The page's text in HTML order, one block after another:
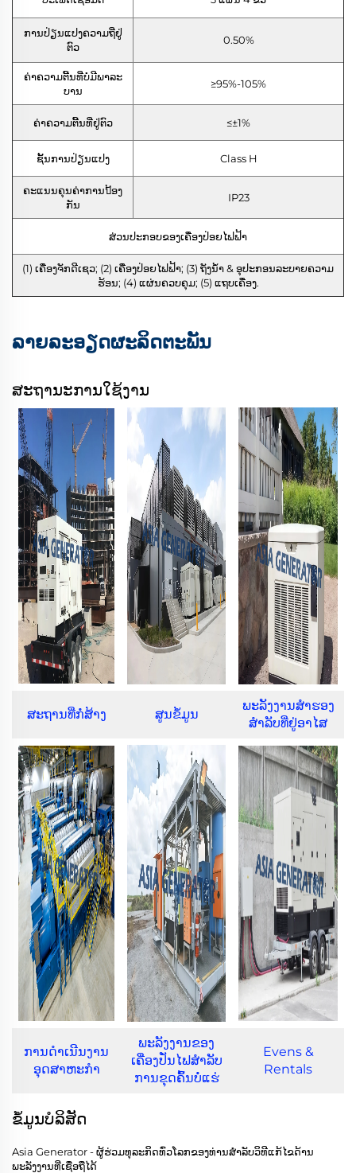
ການປ່ຽນແປງຄວາມຖີ່ຢູ່
ຕົວ
0.50%
ຄ່າຄວາມຕີ້ນທີ່ບໍ່ມີພາລະ
ບານ
≥95%-105%
ຄ່າຄວາມຕີ້ນທີ່ຢູ່ຕົວ ≤±1%
ຊັ້ນການປ່ຽນແປງ Class H
ຄະແນນຄຸນຄ່າການป້ອງ
ກັນ
IP23
ສ່ວນປະກອບຂອງເຄື່ອງປ່ອຍໄຟຟ້າ
(1) ເຄື່ອງຈັກດີເຊວ; (2) ເຄື່ອງປ່ອຍໄຟຟ້າ; (3) ຖັງນ້ຳ & ອຸປະກອນລະບາຍຄວາມ
ຮ້ອນ; (4) ແຜ່ນຄວບຄຸມ; (5) ແຖບເຄື່ອງ.
ລາຍລະອຽດຜະລິດຕະພັນ
ສະຖານະການໃຊ້ງານ
ສະຖານທີ່ກໍ່ສ້າງ ສູນຂໍ້ມູນ
ພະລັງງານສຳຮອງ
ສຳລັບທີ່ຢູ່ອາໄສ
ການດຳເນີນງານ
ອຸດສາຫະກຳ
ພະລັງງານຂອງ
ເຄື່ອງປັ່ນໄຟສໍາລັບ
ການຂຸດຄົ້ນບໍ່ແຮ່
Evens &
Rentals
ຂໍ້ມູນບໍລິສັດ
Asia Generator - ຜູ້ຮ່ວມທຸລະກິດທົ່ວໂລກຂອງທ່ານສຳລັບວິທີແກ້ໄຂດ້ານ
ພະລັງງານທີ່ເຊື່ອຖືໄດ້